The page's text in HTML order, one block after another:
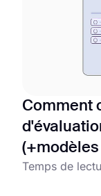
Comment
Temps de